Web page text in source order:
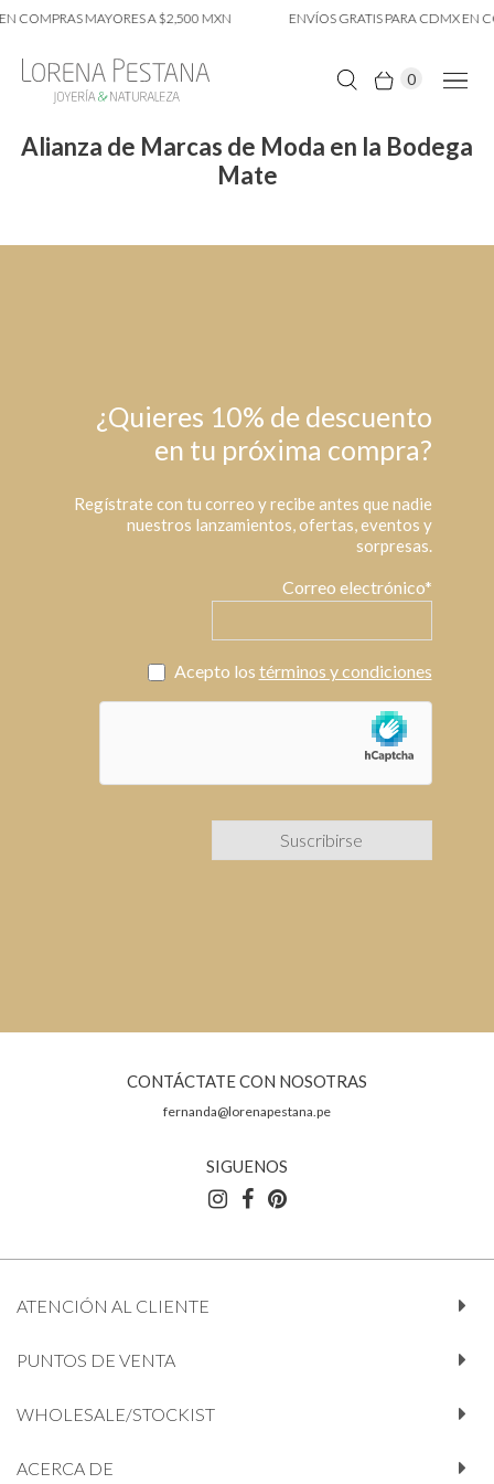
COMPRAS MAYORES A $2,500 MXN ENVÍOS GRATIS PARA CDMX EN
0
Alianza de Marcas de Moda en la Bodega
Mate
¿Quieres 10% de descuento
en tu próxima compra?
Regístrate con tu correo y recibe antes que nadie
nuestros lanzamientos, ofertas, eventos y
sorpresas.
Correo electrónico*
Acepto los términos y condiciones
CONTÁCTATE CON NOSOTRAS
fernanda@lorenapestana.pe
SIGUENOS
ATENCIÓN AL CLIENTE
PUNTOS DE VENTA
WHOLESALE/STOCKIST
ACERCA DE